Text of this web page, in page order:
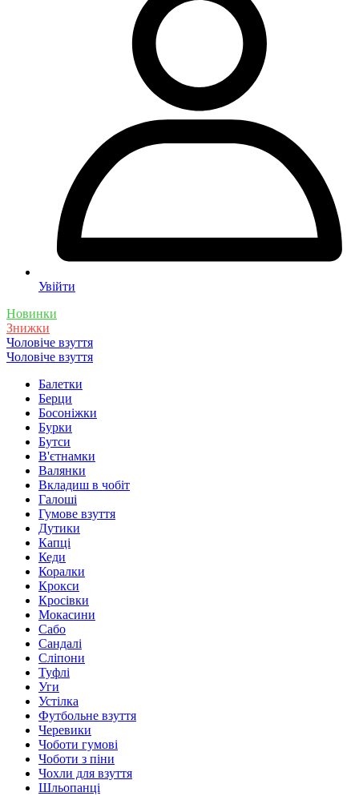
Увійти
Новинки
Знижки
Чоловіче взуття
Чоловіче взуття
Балетки
Берци
Босоніжки
Бурки
Бутси
В'єтнамки
Валянки
Вкладиш в чобіт
Галоші
Гумове взуття
Дутики
Капці
Кеди
Коралки
Крокси
Кросівки
Мокасини
Сабо
Сандалі
Сліпони
Туфлі
Уги
Устілка
Футбольне взуття
Черевики
Чоботи гумові
Чоботи з піни
Чохли для взуття
Шльопанці